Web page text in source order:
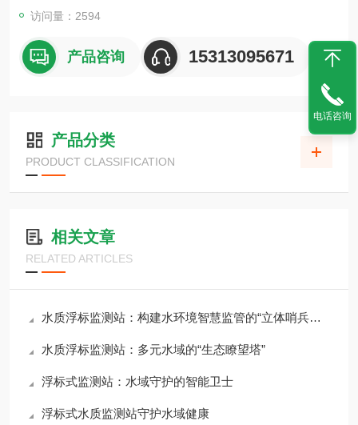
访问量：2594
产品咨询 15313095671
产品分类
PRODUCT CLASSIFICATION
相关文章
RELATED ARTICLES
水质浮标监测站：构建水环境智慧监管的“立体哨兵网络”
水质浮标监测站：多元水域的“生态瞭望塔”
浮标式监测站：水域守护的智能卫士
浮标式水质监测站守护水域健康
电话咨询